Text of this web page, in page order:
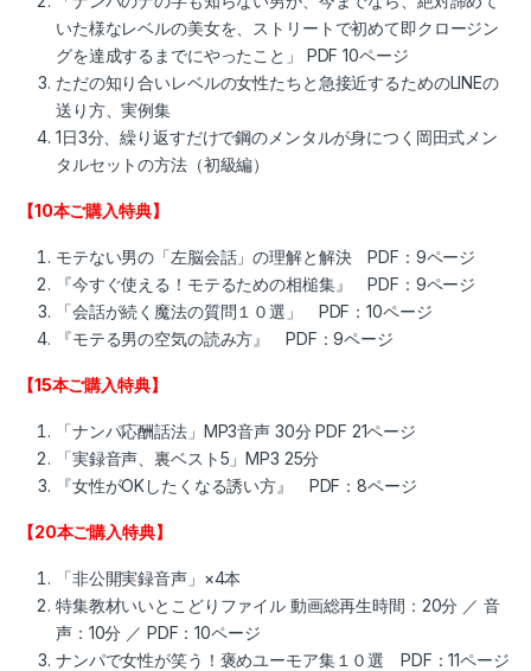
いた様なレベルの美女を、ストリートで初めて即クロージン
グを達成するまでにやったこと」 PDF 10ページ
ただの知り合いレベルの女性たちと急接近するためのLINEの
送り方、実例集
1日3分、繰り返すだけで鋼のメンタルが身につく岡田式メン
タルセットの方法（初級編）
【10本ご購入特典】
モテない男の「左脳会話」の理解と解決 PDF：9ページ
『今すぐ使える！モテるための相槌集』 PDF：9ページ
「会話が続く魔法の質問１０選」 PDF：10ページ
『モテる男の空気の読み方』 PDF：9ページ
【15本ご購入特典】
「ナンパ応酬話法」MP3音声 30分 PDF 21ページ
「実録音声、裏ベスト5」MP3 25分
『女性がOKしたくなる誘い方』 PDF：8ページ
【20本ご購入特典】
「非公開実録音声」×4本
特集教材いいとこどりファイル 動画総再生時間：20分 ／ 音
声：10分 ／ PDF：10ページ
ナンパで女性が笑う！褒めユーモア集１０選 PDF：11ページ